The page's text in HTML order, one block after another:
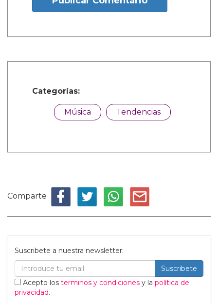
Categorías:
Música Tendencias
Comparte
Suscribete a nuestra newsletter:
Suscribete
Acepto los terminos y condiciones y la política de
privacidad.